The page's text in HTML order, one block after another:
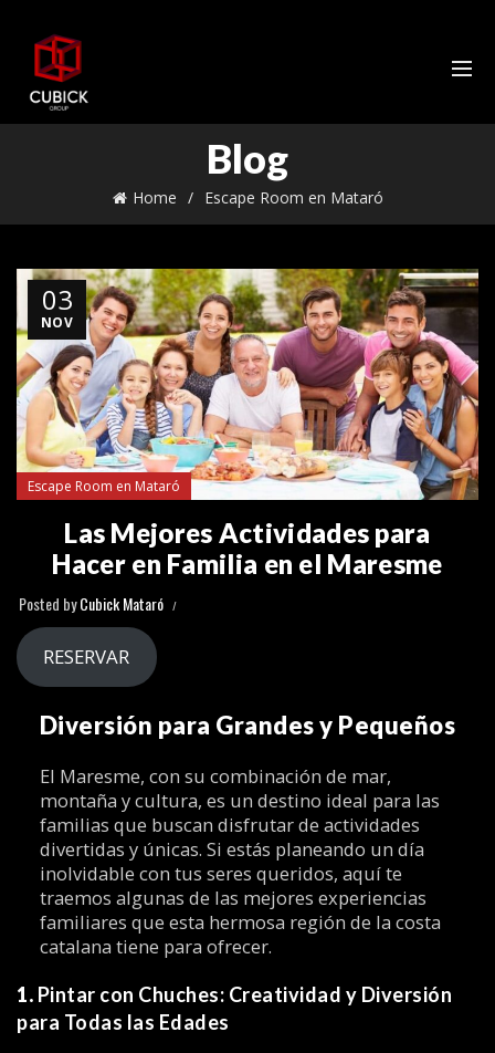
Blog
Home Escape Room en Mataró
03
NOV
Escape Room en Mataró
Las Mejores Actividades para
Hacer en Familia en el Maresme
Posted byCubick Mataró
RESERVAR
Diversión para Grandes y Pequeños
El Maresme, con su combinación de mar,
montaña y cultura, es un destino ideal para las
familias que buscan disfrutar de actividades
divertidas y únicas. Si estás planeando un día
inolvidable con tus seres queridos, aquí te
traemos algunas de las mejores experiencias
familiares que esta hermosa región de la costa
catalana tiene para ofrecer.
1. Pintar con Chuches: Creatividad y Diversión
para Todas las Edades